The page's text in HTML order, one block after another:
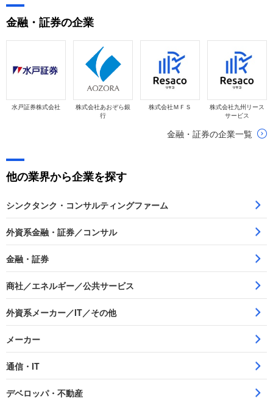
金融・証券の企業
水戸証券株式会社
株式会社あおぞら銀
行
株式会社ＭＦＳ
株式会社九州リース
サービス
金融・証券の企業一覧
他の業界から企業を探す
シンクタンク・コンサルティングファーム
外資系金融・証券／コンサル
金融・証券
商社／エネルギー／公共サービス
外資系メーカー／IT／その他
メーカー
通信・IT
デベロッパ・不動産